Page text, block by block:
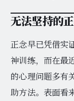
无法坚持的
正念早已凭借实
神训练，而在最
的心理问题多有
助方法。表面看